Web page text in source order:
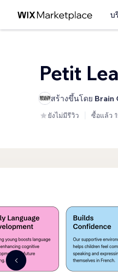
บ
Petit
สร้างขึ้นโดย Brain
ยังไม่มีรีวิว ซื้อแล้ว